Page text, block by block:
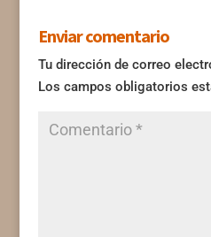
Enviar comentario
Tu dirección de correo
Los campos obligatorios